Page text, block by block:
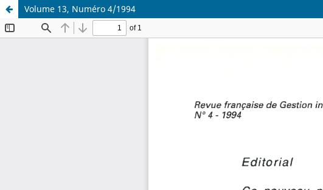
Volume 13, Numéro 4/1994